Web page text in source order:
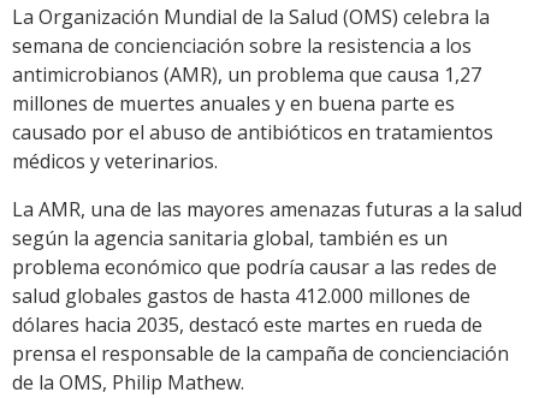
Link
La Organización Mundial de la Salud (OMS) celebra la
semana de concienciación sobre la resistencia a los
antimicrobianos (AMR), un problema que causa 1,27
millones de muertes anuales y en buena parte es
causado por el abuso de antibióticos en tratamientos
médicos y veterinarios.
La AMR, una de las mayores amenazas futuras a la salud
según la agencia sanitaria global, también es un
problema económico que podría causar a las redes de
salud globales gastos de hasta 412.000 millones de
dólares hacia 2035, destacó este martes en rueda de
prensa el responsable de la campaña de concienciación
de la OMS, Philip Mathew.